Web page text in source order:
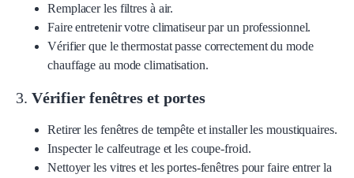
Remplacer les filtres à air.
Faire entretenir votre climatiseur par un professionnel.
Vérifier que le thermostat passe correctement du mode
chauffage au mode climatisation.
3. Vérifier fenêtres et portes
Retirer les fenêtres de tempête et installer les moustiquaires.
Inspecter le calfeutrage et les coupe-froid.
Nettoyer les vitres et les portes-fenêtres pour faire entrer la